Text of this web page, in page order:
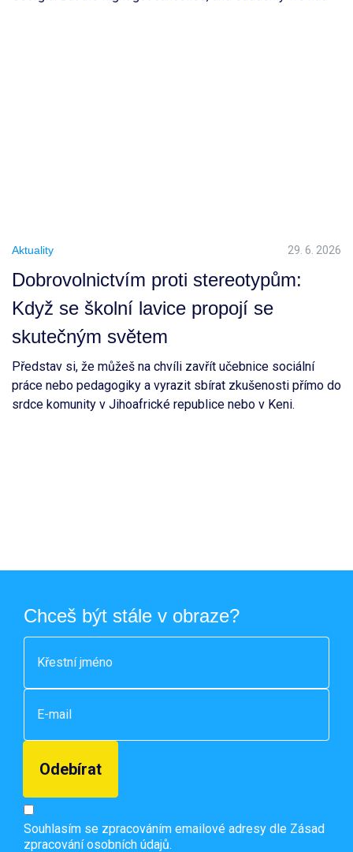
Aktuality 29. 6. 2026
Dobrovolnictvím proti stereotypům:
Když se školní lavice propojí se
skutečným světem
Představ si, že můžeš na chvíli zavřít učebnice sociální
práce nebo pedagogiky a vyrazit sbírat zkušenosti přímo do
srdce komunity v Jihoafrické republice nebo v Keni.
Chceš být stále v obraze?
Souhlasím se zpracováním emailové adresy dle Zásad
zpracování osobních údajů.